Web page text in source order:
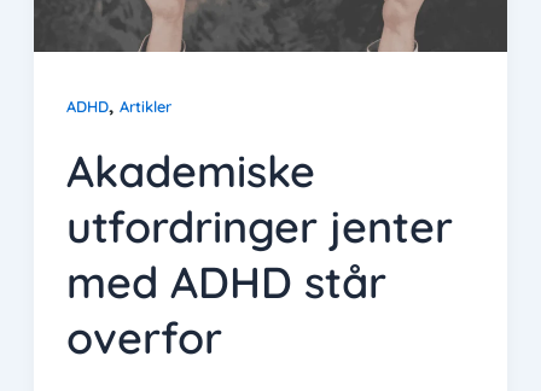
ADHD, Artikler
Akademiske
utfordringer jenter
med ADHD står
overfor